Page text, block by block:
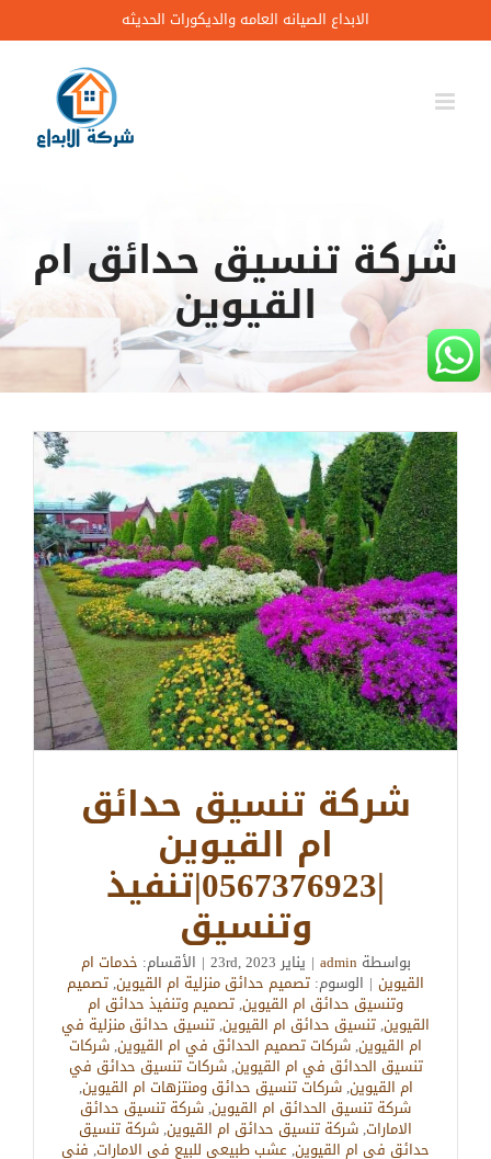
to
content
الابداع الصيانه العامه والديكورات الحديثه
شركة تنسيق حدائق ام
القيوين
شركة تنسيق حدائق
ام القيوين
|0567376923|تنفيذ
وتنسيق
بواسطةadmin
| يناير 23rd, 2023 | الأقسام: خدمات ام
القيوين | الوسوم: تصميم حدائق منزلية ام القيوين,تصميم
وتنسيق حدائق ام القيوين,تصميم وتنفيذ حدائق ام
القيوين,تنسيق حدائق ام القيوين,تنسيق حدائق منزلية في
ام القيوين,شركات تصميم الحدائق في ام القيوين,شركات
تنسيق الحدائق في ام القيوين,شركات تنسيق حدائق في
ام القيوين,شركات تنسيق حدائق ومنتزهات ام القيوين,
شركة تنسيق الحدائق ام القيوين,شركة تنسيق حدائق
الامارات,شركة تنسيق حدائق ام القيوين,شركة تنسيق
حدائق في ام القيوين,عشب طبيعي للبيع في الامارات, فني